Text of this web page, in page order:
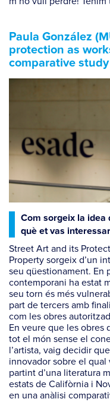
Paula González
protection as
comparative
Com sorgeix la idea
què et vas
Street Art and its
Property sorgeix d’un
seu qüestionament. En
contemporani ha estat
seu torn és més
part de tercers amb
com les obres
En veure que les obres
tot el món sense el
l’artista, vaig decidir
innovador sobre el qual
partint d’una literatura
estats de Califòrnia i
en una anàlisi